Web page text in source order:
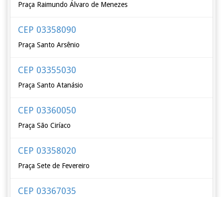
Praça Raimundo Álvaro de Menezes
CEP 03358090
Praça Santo Arsênio
CEP 03355030
Praça Santo Atanásio
CEP 03360050
Praça São Ciríaco
CEP 03358020
Praça Sete de Fevereiro
CEP 03367035